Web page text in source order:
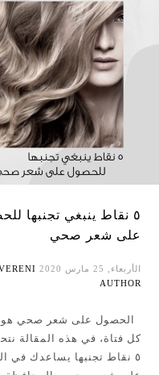
٥ نقاط ينبغي تجنبها
على شعر صحي
الأربعاء, 25 مارس 2020
AUTHOR
الحصول على شعر صحي هو
كل فتاة، في هذه المقالة
٥ نقاط تجنبها يساعدك في